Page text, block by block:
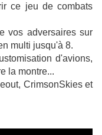
ce jeu de combats
vos adversaires sur
multi jusqu'à 8.
d'avions,
la montre...
CrimsonSkies et